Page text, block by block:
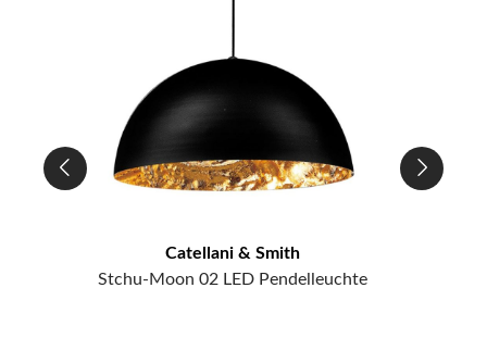
Catellani & Smith
Stchu-Moon 02 LED Pendelleuchte